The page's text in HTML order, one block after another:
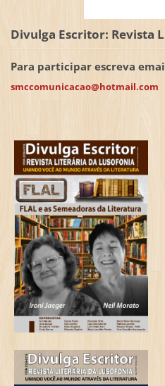
Divulga Escritor: Revista
Para participar escreva
smccomunicacao@hotmail.com